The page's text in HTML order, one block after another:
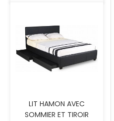
LIT HAMON AVEC
SOMMIER ET TIROIR